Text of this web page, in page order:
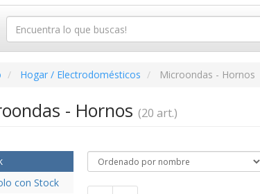
Hogar / Electrodomésticos Microondas - Hornos
- Hornos (20 art.)
con Stock